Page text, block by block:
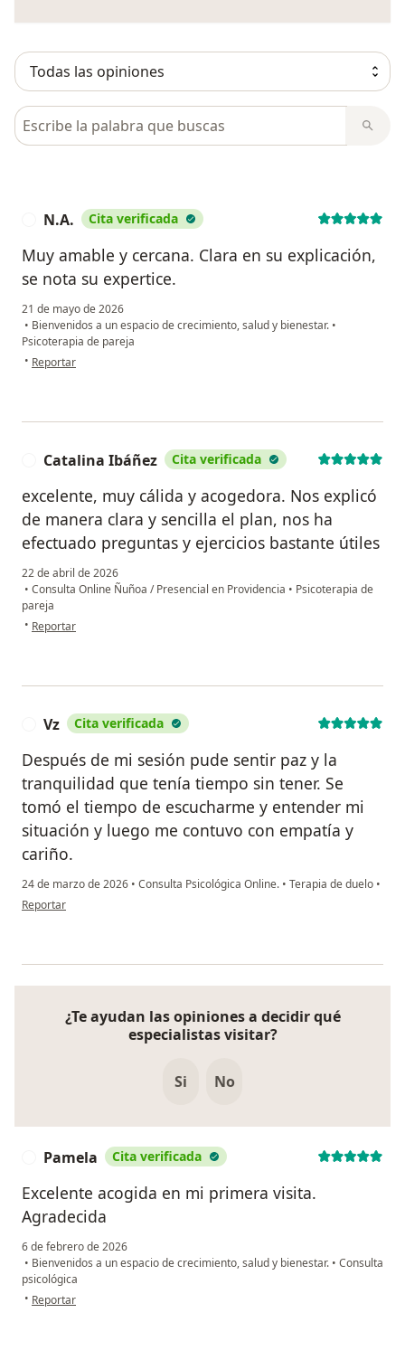
Busca en opiniones
N.A. Cita verificada
Muy amable y cercana. Clara en su explicación,
se nota su expertice.
21 de mayo de 2026
• Bienvenidos a un espacio de crecimiento, salud y bienestar. •
Psicoterapia de pareja
• en opinión del usuario N.A.
Reportar
Catalina Ibáñez Cita verificada
excelente, muy cálida y acogedora. Nos explicó
de manera clara y sencilla el plan, nos ha
efectuado preguntas y ejercicios bastante útiles
22 de abril de 2026
• Consulta Online Ñuñoa / Presencial en Providencia • Psicoterapia de
pareja
• en opinión del usuario Catalina Ibáñez
Reportar
Vz Cita verificada
Después de mi sesión pude sentir paz y la
tranquilidad que tenía tiempo sin tener. Se
tomó el tiempo de escucharme y entender mi
situación y luego me contuvo con empatía y
cariño.
24 de marzo de 2026 • Consulta Psicológica Online. • Terapia de duelo •
en opinión del usuario Vz
Reportar
¿Te ayudan las opiniones a decidir qué
especialistas visitar?
Si No
Pamela Cita verificada
Excelente acogida en mi primera visita.
Agradecida
6 de febrero de 2026
• Bienvenidos a un espacio de crecimiento, salud y bienestar. • Consulta
psicológica
• en opinión del usuario Pamela
Reportar